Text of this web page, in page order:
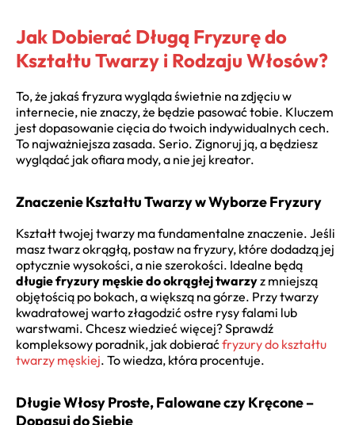
Jak Dobierać Długą Fryzurę do
Kształtu Twarzy i Rodzaju Włosów?
To, że jakaś fryzura wygląda świetnie na zdjęciu w
internecie, nie znaczy, że będzie pasować tobie. Kluczem
jest dopasowanie cięcia do twoich indywidualnych cech.
To najważniejsza zasada. Serio. Zignoruj ją, a będziesz
wyglądać jak ofiara mody, a nie jej kreator.
Znaczenie Kształtu Twarzy w Wyborze Fryzury
Kształt twojej twarzy ma fundamentalne znaczenie. Jeśli
masz twarz okrągłą, postaw na fryzury, które dodadzą jej
optycznie wysokości, a nie szerokości. Idealne będą
długie fryzury męskie do okrągłej twarzyz mniejszą
objętością po bokach, a większą na górze. Przy twarzy
kwadratowej warto złagodzić ostre rysy falami lub
warstwami. Chcesz wiedzieć więcej? Sprawdź
kompleksowy poradnik, jak dobieraćfryzury do kształtu
twarzy męskiej. To wiedza, która procentuje.
Długie Włosy Proste, Falowane czy Kręcone –
Dopasuj do Siebie